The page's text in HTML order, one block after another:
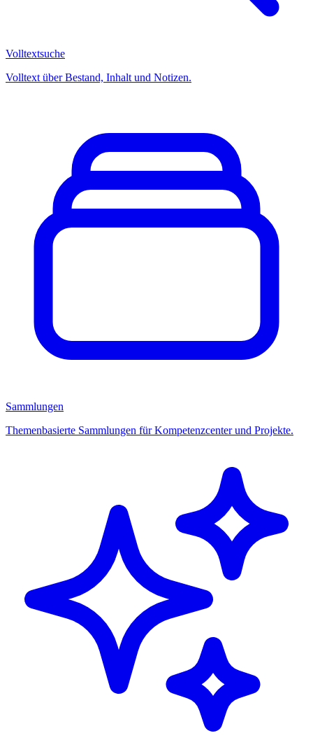
Volltextsuche
Volltext über Bestand, Inhalt und Notizen.
Sammlungen
Themenbasierte Sammlungen für Kompetenzcenter und Projekte.